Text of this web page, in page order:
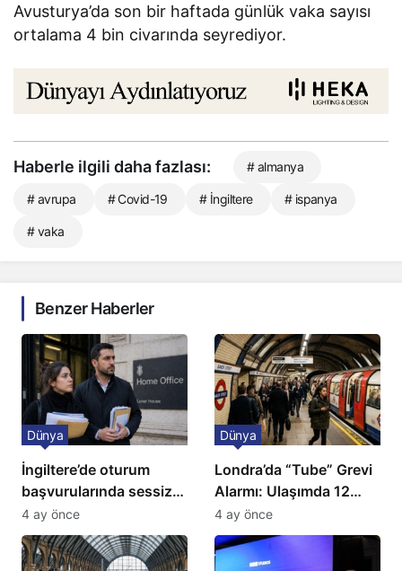
Avusturya’da son bir haftada günlük vaka sayısı
ortalama 4 bin civarında seyrediyor.
Haberle ilgili daha fazlası: # almanya
# avrupa # Covid-19 # İngiltere # ispanya
# vaka
Benzer Haberler
İngiltere’de oturum
başvurularında sessiz
kriz: Büyükelçilikten
açıklama!
Dünya
4 ay önce
Londra’da “Tube” Grevi
Alarmı: Ulaşımda 12
Günlük Kaos Kapıda
Dünya
4 ay önce